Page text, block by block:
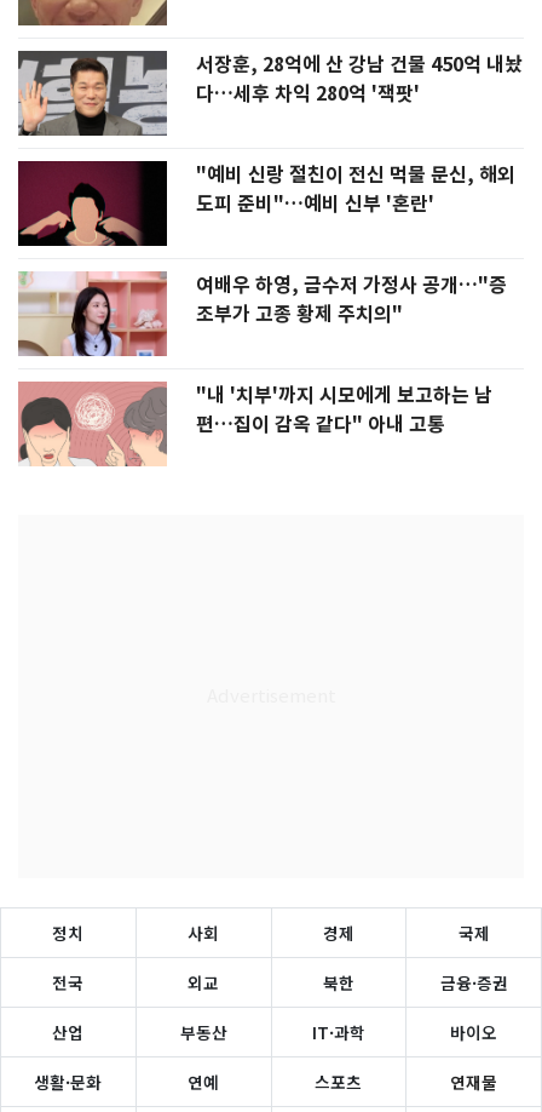
서장훈, 28억에 산 강남 건물 450억 내놨
다…세후 차익 280억 '잭팟'
"예비 신랑 절친이 전신 먹물 문신, 해외
도피 준비"…예비 신부 '혼란'
여배우 하영, 금수저 가정사 공개…"증
조부가 고종 황제 주치의"
"내 '치부'까지 시모에게 보고하는 남
편…집이 감옥 같다" 아내 고통
정치 사회 경제 국제
전국 외교 북한 금융·증권
산업 부동산 IT·과학 바이오
생활·문화 연예 스포츠 연재물